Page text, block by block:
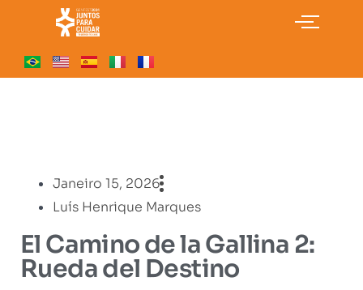
Janeiro 15, 2026
Luís Henrique Marques
El Camino de la Gallina 2:
Rueda del Destino